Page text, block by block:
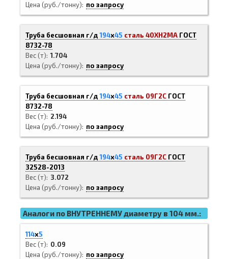
Цена (руб./тонну)
по запросу
Труба бесшовная г/д194х45 сталь 40ХН2МА ГОСТ
8732-78
Вес (т) 1.704
Цена (руб./тонну)
по запросу
Труба бесшовная г/д194х45 сталь 09Г2С ГОСТ
8732-78
Вес (т)
2.194
Цена (руб./тонну)
по запросу
Труба бесшовная г/д194х45 сталь 09Г2С ГОСТ
32528-2013
Вес (т)
3.072
Цена (руб./тонну)
по запросу
Аналоги по ВНУТРЕННЕМУ диаметру в 104 мм.:
114х5
Вес (т)
0.09
Цена (руб./тонну)
по запросу